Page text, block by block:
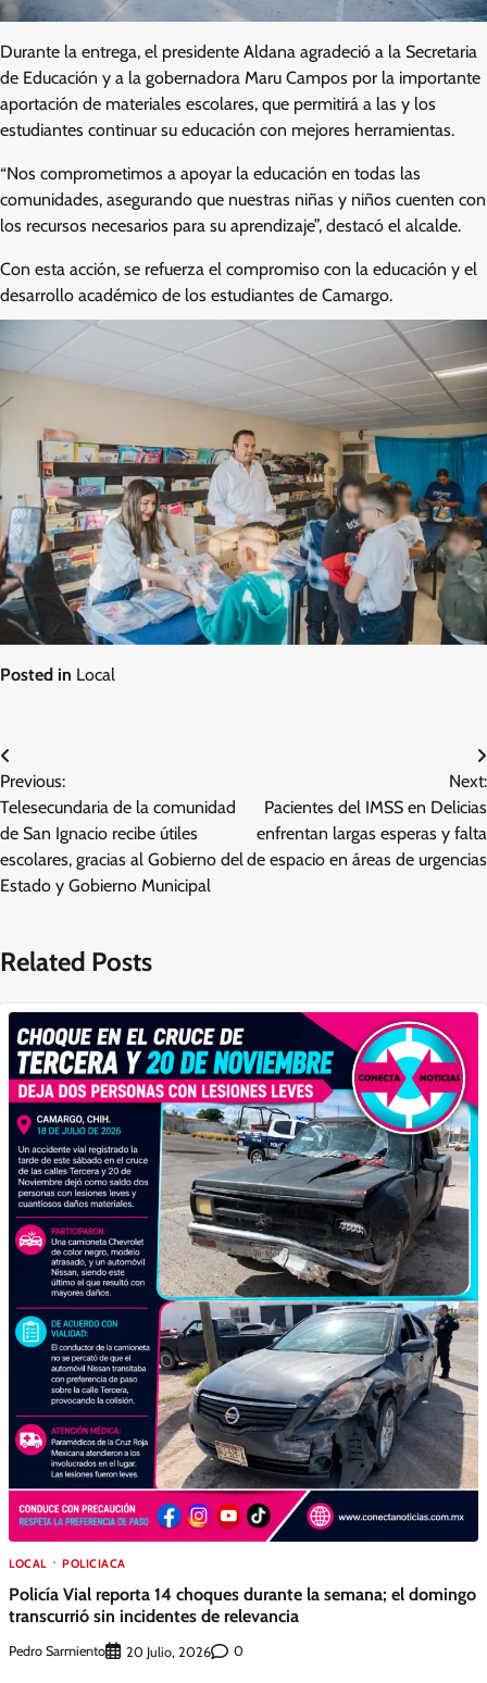
Durante la entrega, el presidente Aldana agradeció a la Secretaria
de Educación y a la gobernadora Maru Campos por la importante
aportación de materiales escolares, que permitirá a las y los
estudiantes continuar su educación con mejores herramientas.
“Nos comprometimos a apoyar la educación en todas las
comunidades, asegurando que nuestras niñas y niños cuenten con
los recursos necesarios para su aprendizaje”, destacó el alcalde.
Con esta acción, se refuerza el compromiso con la educación y el
desarrollo académico de los estudiantes de Camargo.
Posted in Local
Navegación
de
entradas
Previous:
Telesecundaria de la comunidad
de San Ignacio recibe útiles
escolares, gracias al Gobierno del
Estado y Gobierno Municipal
Next:
Pacientes del IMSS en Delicias
enfrentan largas esperas y falta
de espacio en áreas de urgencias
Related Posts
LOCAL POLICIACA
Policía Vial reporta 14 choques durante la semana; el domingo
transcurrió sin incidentes de relevancia
Pedro Sarmiento 20 Julio, 2026 0